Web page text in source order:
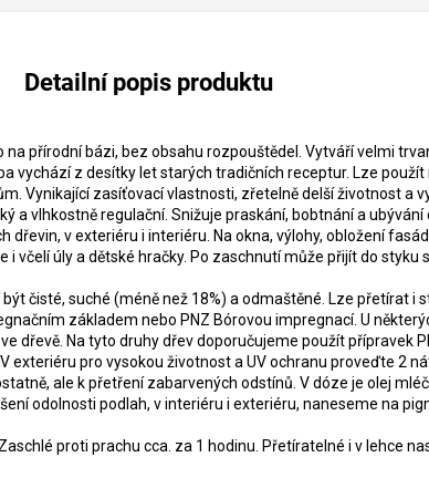
Detailní popis produktu
na přírodní bázi, bez obsahu rozpouštědel. Vytváří velmi
vychází z desítky let starých tradičních receptur. Lze použít
Vynikající zasíťovací vlastnosti, zřetelně delší životnost a
a vlhkostně regulační. Snižuje praskání, bobtnání a ubývání
v exteriéru i interiéru. Na okna, výlohy, obložení
včelí úly a dětské hračky. Po zaschnutí může přijít do
čisté, suché (méně než 18%) a odmaštěné. Lze přetírat i
základem nebo PNZ Bórovou impregnací. U
dřevě. Na tyto druhy dřev doporučujeme použít přípravek
exteriéru pro vysokou životnost a UV ochranu proveďte 2
ale k přetření zabarvených odstínů. V dóze je olej
odolnosti podlah, v interiéru i exteriéru, naneseme na
proti prachu cca. za 1 hodinu. Přetíratelné i v lehce